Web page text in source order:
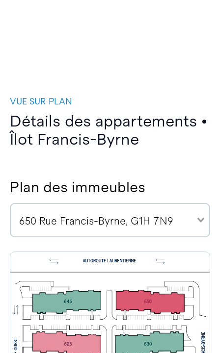
VUE SUR PLAN
Détails des appartements •
Îlot Francis-Byrne
Plan des immeubles
650 Rue Francis-Byrne, G1H 7N9